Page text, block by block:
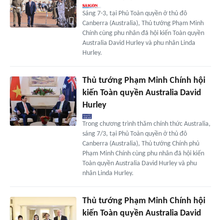
Sáng 7-3, tại Phủ Toàn quyền ở thủ đô
Canberra (Australia), Thủ tướng Phạm Minh
Chính cùng phu nhân đã hội kiến Toàn quyền
Australia David Hurley và phu nhân Linda
Hurley.
Thủ tướng Phạm Minh Chính hội
kiến Toàn quyền Australia David
Hurley
Trong chương trình thăm chính thức Australia,
sáng 7/3, tại Phủ Toàn quyền ở thủ đô
Canberra (Australia), Thủ tướng Chính phủ
Phạm Minh Chính cùng phu nhân đã hội kiến
Toàn quyền Australia David Hurley và phu
nhân Linda Hurley.
Thủ tướng Phạm Minh Chính hội
kiến Toàn quyền Australia David